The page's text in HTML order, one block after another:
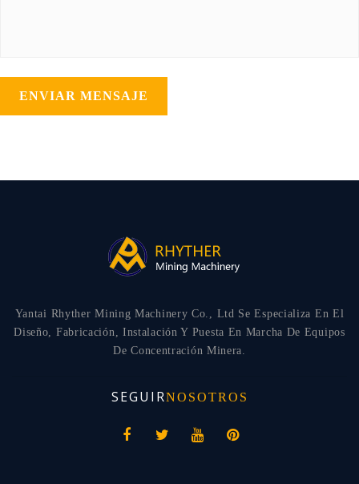
ENVIAR MENSAJE
Yantai Rhyther Mining Machinery Co., Ltd Se Especializa En El
Diseño, Fabricación, Instalación Y Puesta En Marcha De Equipos
De Concentración Minera.
SEGUIRNOSOTROS